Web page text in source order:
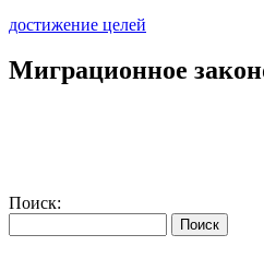
достижение целей
Миграционное
Поиск: